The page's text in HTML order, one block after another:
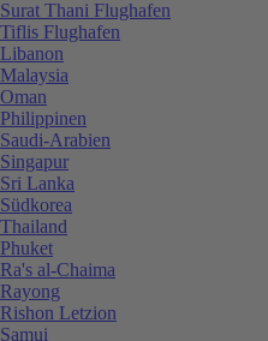
Surat Thani Flughafen
Tiflis Flughafen
Libanon
Malaysia
Oman
Philippinen
Saudi-Arabien
Singapur
Sri Lanka
Südkorea
Thailand
Phuket
Ra's al-Chaima
Rayong
Rishon Letzion
Samui